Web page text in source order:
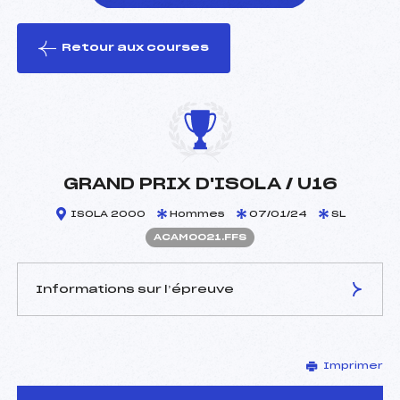
le ski
Retour aux courses
GRAND PRIX D'ISOLA / U16
ISOLA 2000 Hommes 07/01/24 SL
ACAM0021.FFS
Informations sur l’épreuve
ASTRAUDO PIERRE (CA)
Arbitre :
RIPOLL CLEMENT (CA)
Imprimer